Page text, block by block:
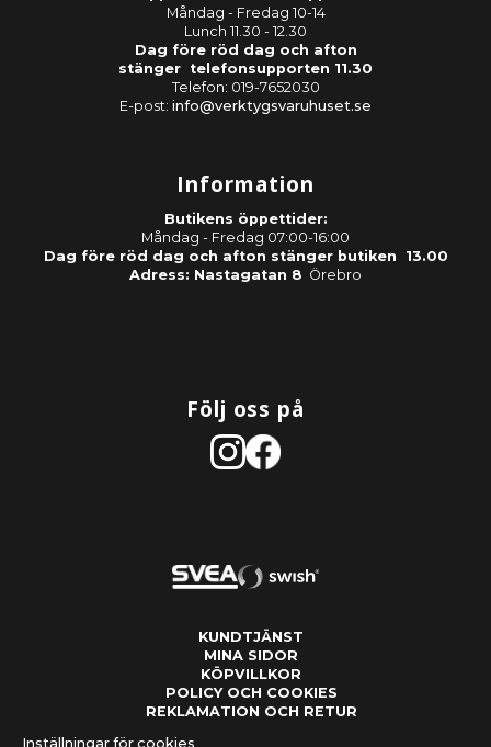
Måndag - Fredag 10-14
Lunch 11.30 - 12.30
Dag före röd dag och afton
stänger telefonsupporten 11.30
Telefon: 019-7652030
E-post: info@verktygsvaruhuset.se
Information
Butikens öppettider:
Måndag - Fredag 07:00-16:00
Dag före röd dag och afton stänger butiken 13.00
Adress: Nastagatan 8 Örebro
Följ oss på
KUNDTJÄNST
MINA SIDOR
KÖPVILLKOR
POLICY OCH COOKIES
REKLAMATION OCH RETUR
Inställningar för cookies